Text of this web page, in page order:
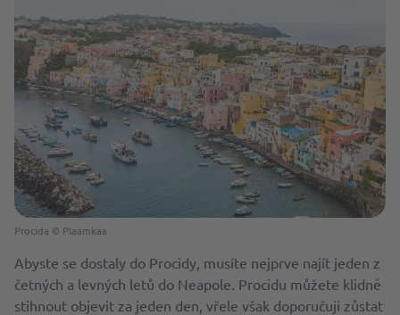
Procida © Plaamkaa
Abyste se dostaly do Procidy, musíte nejprve najít jeden z
četných a levných letů do Neapole. Procidu můžete klidně
stihnout objevit za jeden den, vřele však doporučuji zůstat